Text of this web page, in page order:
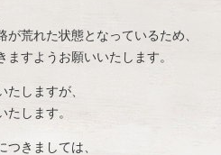
荒れた状態となっているため、
すようお願いいたします。
しますが、
します。
きましては、